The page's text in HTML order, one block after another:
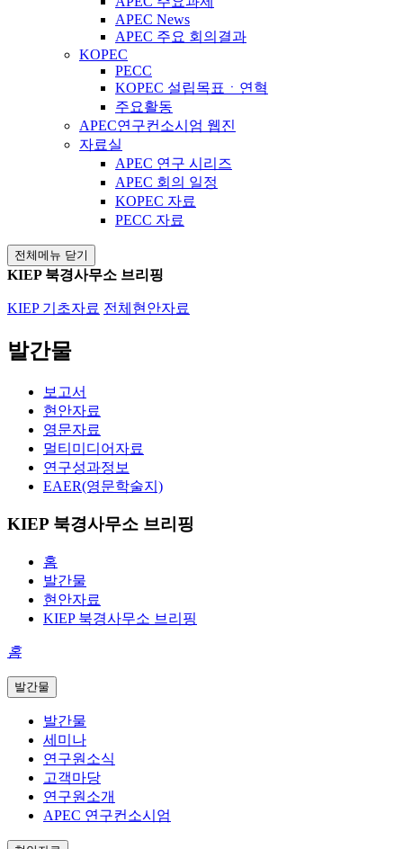
APEC News
APEC 주요 회의결과
KOPEC
PECC
KOPEC 설립목표ㆍ연혁
주요활동
APEC연구컨소시엄 웹진
자료실
APEC 연구 시리즈
APEC 회의 일정
KOPEC 자료
PECC 자료
전체메뉴 닫기
KIEP 북경사무소 브리핑
KIEP 기초자료 전체현안자료
발간물
보고서
현안자료
영문자료
멀티미디어자료
연구성과정보
EAER(영문학술지)
KIEP 북경사무소 브리핑
홈
발간물
현안자료
KIEP 북경사무소 브리핑
홈
발간물
발간물
세미나
연구원소식
고객마당
연구원소개
APEC 연구컨소시엄